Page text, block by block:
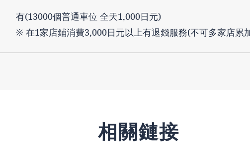
有(13000個普通車位 全天1,000日元)
※ 在1家店鋪消費3,000日元以上有退錢服務(不可多家店累
相關鏈接